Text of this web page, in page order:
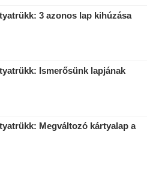
3 azonos lap kihúzása
Ismerősünk lapjának
Megváltozó kártyalap a